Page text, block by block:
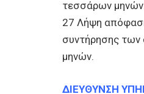
τεσσάρων
27 Λήψη
συντήρησης των
μηνών.
ΔΙΕΥΘΥΝΣΗ